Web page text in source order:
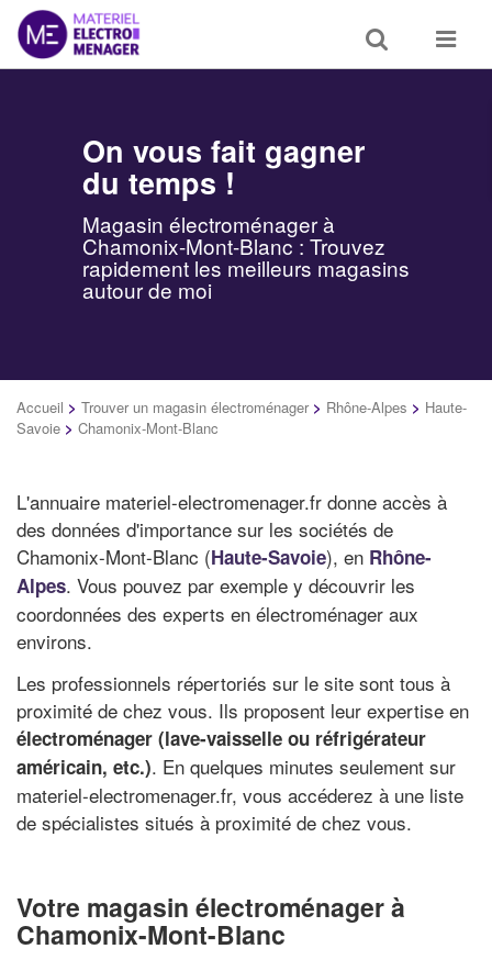
Toggle
search
Toggle
On vous fait gagner
du temps !
Magasin électroménager à
Chamonix-Mont-Blanc : Trouvez
rapidement les meilleurs magasins
autour de moi
Accueil > Trouver un magasin électroménager > Rhône-Alpes > Haute-
Savoie > Chamonix-Mont-Blanc
L'annuaire materiel-electromenager.fr donne accès à
des données d'importance sur les sociétés de
Chamonix-Mont-Blanc (Haute-Savoie), en Rhône-
Alpes. Vous pouvez par exemple y découvrir les
coordonnées des experts en électroménager aux
environs.
Les professionnels répertoriés sur le site sont tous à
proximité de chez vous. Ils proposent leur expertise en
électroménager (lave-vaisselle ou réfrigérateur
américain, etc.). En quelques minutes seulement sur
materiel-electromenager.fr, vous accéderez à une liste
de spécialistes situés à proximité de chez vous.
Votre magasin électroménager à
Chamonix-Mont-Blanc